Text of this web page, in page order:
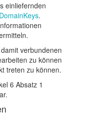
einliefernden
DomainKeys.
verbundenen
zu können
treten zu können.
6 Absatz 1